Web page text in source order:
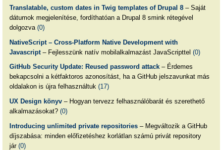
Translatable, custom dates in Twig templates of Drupal 8– Saját
dátumok megjelenítése, fordíthatóan a Drupal 8 smink rétegével
dolgozva (0)
NativeScript – Cross-Platform Native Development with
Javascript– Fejlesszünk natív mobilalkalmazást JavaScripttel (0)
GitHub Security Update: Reused password attack– Érdemes
bekapcsolni a kétfaktoros azonosítást, ha a GitHub jelszavunkat más
oldalakon is újra felhasználtuk (17)
UX Design könyv– Hogyan tervezz felhasználóbarát és szerethető
alkalmazásokat? (0)
Introducing unlimited private repositories– Megváltozik a GitHub
díjszabása: minden előfizetéshez korlátlan számú privát repository
jár (0)